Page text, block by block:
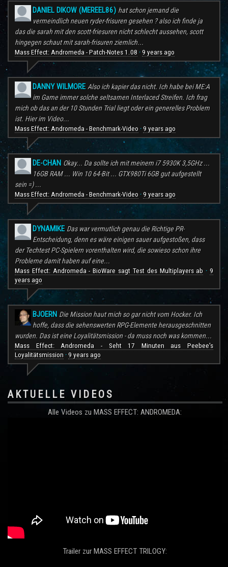
DANIEL DIKOW (MEREEL86) hat schon jemand die
vermeindlich neuen ryder-frisuren gesehen ? also ich finde ja
das die sarah mit den scott-friesuren nicht schlecht aussehen, scott
hingegen schaut mit sarah-frisuren ziemlich...
Mass Effect: Andromeda - Patch-Notes 1.08 · 9 years ago
DANNY WILMORE Also ich kapier das nicht. Ich habe bei ME:A
im Game immer solche seltsamen Interlaced Streifen. Ich frag
mich ob das an der 10 Stunden Trial liegt oder ein generelles Problem
ist. Hier im Video...
Mass Effect: Andromeda - Benchmark-Video · 9 years ago
DE-CHAN Okay... Da sollte ich mit meinem i7 5930K 3,5GHz ...
16GB RAM ... Win 10 64-Bit ... GTX980Ti 6GB gut aufgestellt
sein =) ...
Mass Effect: Andromeda - Benchmark-Video · 9 years ago
DYNAMIKE Das war vermutlich genau die Richtige PR-
Entscheidung, denn es wäre einigen sauer aufgestoßen, dass
der Techtest PC-Spielern vorenthalten wird, die sowieso schon ihre
Probleme damit haben auf eine...
Mass Effect: Andromeda - BioWare sagt Test des Multiplayers ab ·9
years ago
BJOERN Die Mission haut mich so gar nicht vom Hocker. Ich
hoffe, dass die sehenswerten RPG-Elemente herausgeschnitten
wurden. Das ist eine Loyalitätsmission - da muss noch was kommen...
Mass Effect: Andromeda - Seht 17 Minuten aus Peebee's
Loyalitätsmission · 9 years ago
AKTUELLE VIDEOS
Alle Videos zu MASS EFFECT: ANDROMEDA:
Trailer zur MASS EFFECT TRILOGY: